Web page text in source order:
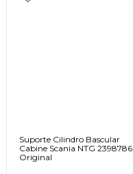
Suporte Cilindro Bascular
Cabine Scania NTG 2398786
Original